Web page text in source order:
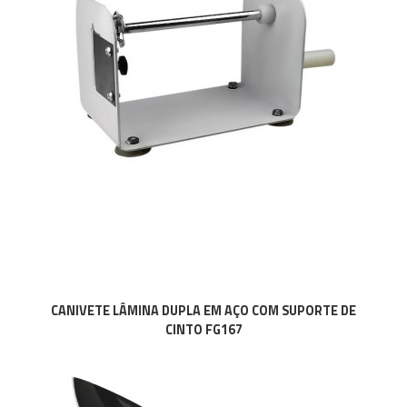
CANIVETE LÂMINA DUPLA EM AÇO COM SUPORTE DE
CINTO FG167